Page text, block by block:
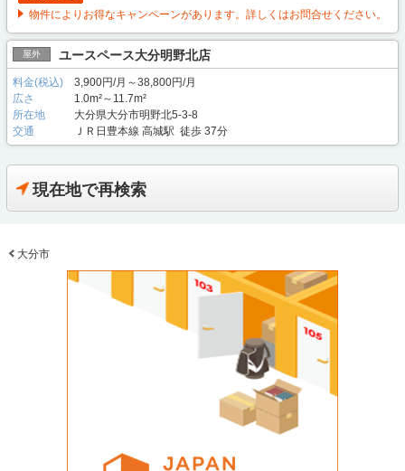
物件によりお得なキャンペーンがあります。詳しくはお問合せください。
屋外 ユースペース大分明野北店
料金(税込)
3,900円/月～38,800円/月
広さ
1.0m²～11.7m²
所在地
大分県大分市明野北5-3-8
交通
ＪＲ日豊本線 高城駅 徒歩 37分
現在地で再検索
大分市